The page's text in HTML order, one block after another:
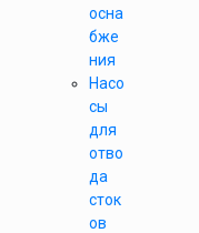
осна
бже
ния
Насо
сы
для
отво
да
сток
ов